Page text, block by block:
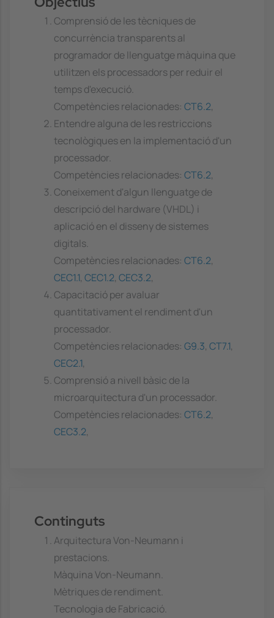
Comprensió de les tècniques de
concurrència transparents al
programador de llenguatge màquina que
utilitzen els processadors per reduir el
temps d'execució.
Competències relacionades: CT6.2,
Entendre alguna de les restriccions
tecnològiques en la implementació d'un
processador.
Competències relacionades: CT6.2,
Coneixement d'algun llenguatge de
descripció del hardware (VHDL) i
aplicació en el disseny de sistemes
digitals.
Competències relacionades: CT6.2,
CEC1.1, CEC1.2, CEC3.2,
Capacitació per avaluar
quantitativament el rendiment d'un
processador.
Competències relacionades: G9.3, CT7.1,
CEC2.1,
Comprensió a nivell bàsic de la
microarquitectura d'un processador.
Competències relacionades: CT6.2,
CEC3.2,
Continguts
Arquitectura Von-Neumann i
prestacions.
Màquina Von-Neumann.
Mètriques de rendiment.
Tecnologia de Fabricació.